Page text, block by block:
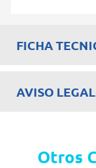
FICHA
AVISO LEGAL
Otros